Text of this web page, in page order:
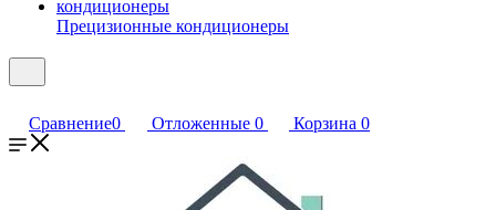
Прецизионные кондиционеры
Сравнение0 Отложенные 0 Корзина 0